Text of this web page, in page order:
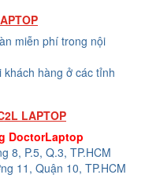
miễn phí trong nội
khách hàng ở các tỉnh
LAPTOP
DoctorLaptop
8, P.5, Q.3, TP.HCM
11, Quận 10, TP.HCM